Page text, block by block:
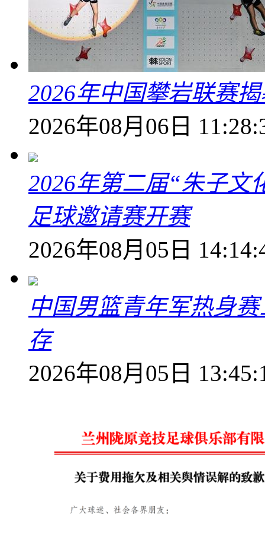
2026年中国攀岩联赛
2026年08月06日
2026年第二届“朱子文
足球邀请赛开赛
2026年08月05日
中国男篮青年军热身
存
2026年08月05日